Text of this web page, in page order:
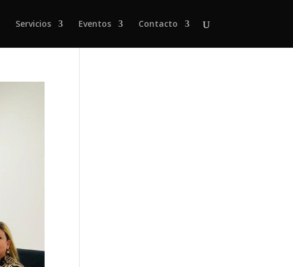
Servicios Eventos Contacto